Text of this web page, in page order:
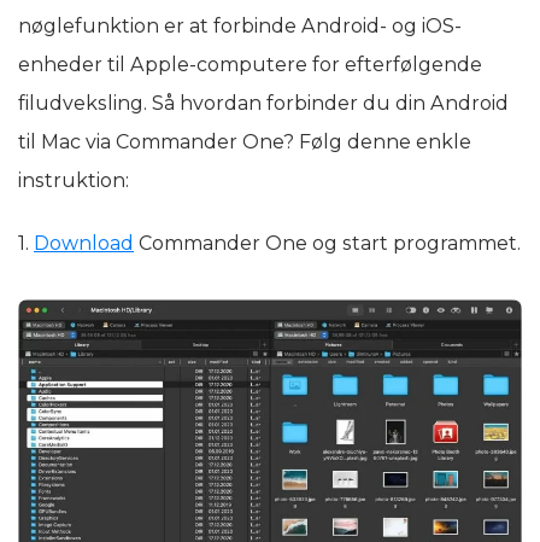
nøglefunktion er at forbinde Android- og iOS-
enheder til Apple-computere for efterfølgende
filudveksling. Så hvordan forbinder du din Android
til Mac via Commander One? Følg denne enkle
instruktion:
1. Download Commander One og start programmet.